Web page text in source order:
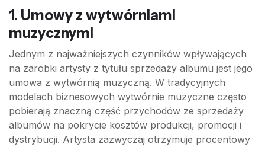
1. Umowy z wytwórniami
muzycznymi
Jednym z najważniejszych czynników wpływających
na zarobki artysty z tytułu sprzedaży albumu jest jego
umowa z wytwórnią muzyczną. W tradycyjnych
modelach biznesowych wytwórnie muzyczne często
pobierają znaczną część przychodów ze sprzedaży
albumów na pokrycie kosztów produkcji, promocji i
dystrybucji. Artysta zazwyczaj otrzymuje procentowy